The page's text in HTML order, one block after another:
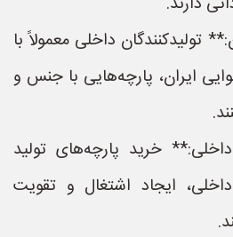
تولیدکنندگان داخلی معمولاً با
ایران، پارچه‌هایی با جنس و
خرید پارچه‌های تولید
ایجاد اشتغال و تقویت